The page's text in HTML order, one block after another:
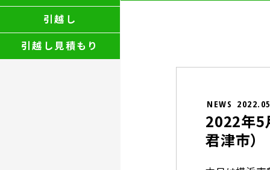
引越し
引越し見積もり
NEWS
2022年5
君津市）